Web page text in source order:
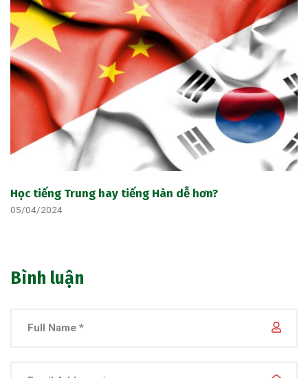
Học tiếng Trung hay tiếng Hàn dễ hơn?
05/04/2024
Bình luận